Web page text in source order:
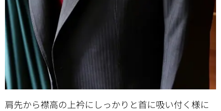
肩先から襟高の上衿にしっかりと首に吸い付く様に